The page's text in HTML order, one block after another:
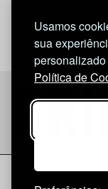
Usamos
sua
Política de